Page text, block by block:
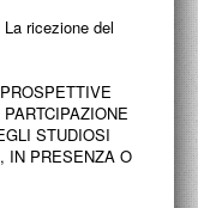
ricezione del
STUDIOSI
IN PRESENZA O